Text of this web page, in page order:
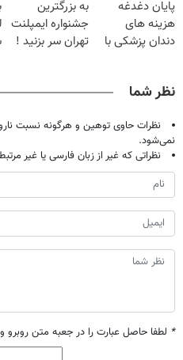
میلیون تومان!!!
پایان دغدغه
هزینه های
دندان پزشکی با
به بزرگترین
جشنواره ایمپلنت
تهران سر بزنید !
نظر شما
نظرات حاوی توهین و هرگونه نسبت
نمی‌شود.
نظراتی که غیر از زبان فارسی یا غیر
* لطفا حاصل عبارت را در جعبه متن روبرو